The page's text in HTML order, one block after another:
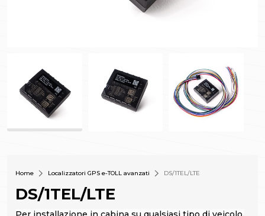
Home Localizzatori GPS e-TOLL avanzati DS/1TEL/LTE
DS/1TEL/LTE